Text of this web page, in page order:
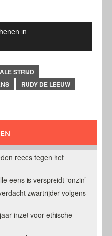
in
STRIJD
RUDY DE LEEUW
reeds tegen het
eens is verspreidt ‘onzin’
zwartrijder volgens
inzet voor ethische